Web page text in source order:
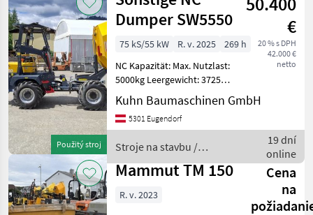
Použitý stroj
Dumper SW5550
€
20 % s DPH
42.000 €
netto
75 kS/55 kW R. v. 2025
269 h
NC Kapazität: Max. Nutzlast:
5000kg Leergewicht: 3725kg
Muldenvolumen gehäuft:
2633L Muldenvolumen
Muldenvolumen
1368L Motor:
Kuhn Baumaschinen GmbH
5301 Eugendorf
Stroje na stavbu /
Sonstige
19 dní
online
Mammut TM 150
Cena
na
R. v. 2023